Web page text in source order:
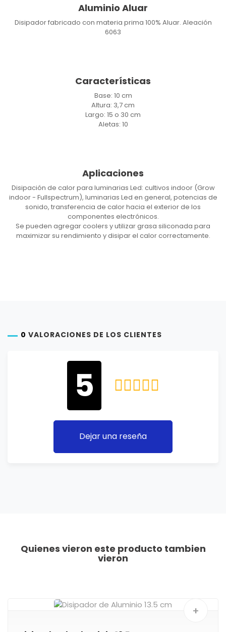
Aluminio Aluar
Disipador fabricado con materia prima 100% Aluar. Aleación
6063
Características
Base: 10 cm
Altura: 3,7 cm
Largo: 15 o 30 cm
Aletas: 10
Aplicaciones
Disipación de calor para luminarias Led: cultivos indoor (Grow
indoor - Fullspectrum), luminarias Led en general, potencias de
sonido, transferencia de calor hacia el exterior de los
componentes electrónicos.
Se pueden agregar coolers y utilizar grasa siliconada para
maximizar su rendimiento y disipar el calor correctamente.
0 VALORACIONES DE LOS CLIENTES
5
Dejar una reseña
Quienes vieron este producto tambien
vieron
+